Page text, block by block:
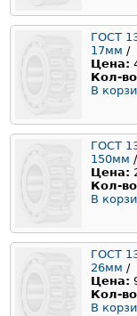
ГОСТ
17мм /
Цена:
Кол-
В
ГОСТ
150мм /
Цена:
Кол-
В
ГОСТ
26мм /
Цена:
Кол-
В